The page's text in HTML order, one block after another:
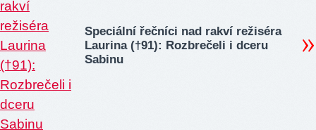
Speciální řečníci nad rakví režiséra
Laurina (†91): Rozbrečeli i dceru
Sabinu